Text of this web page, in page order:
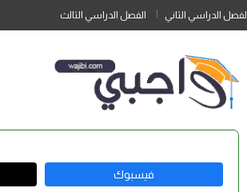
الفصل الدراسي الثاني الفصل الدراسي الثالث
فيسبوك